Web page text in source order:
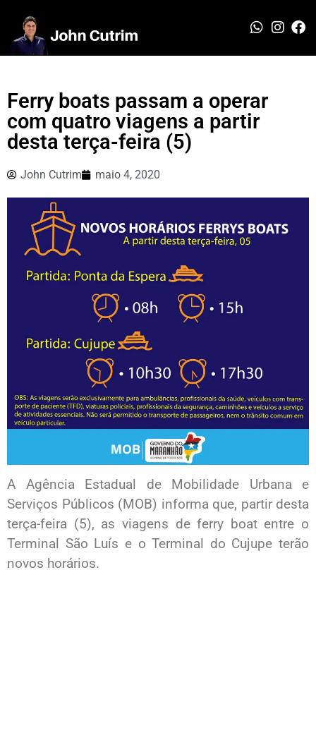
Ferry boats passam a operar
com quatro viagens a partir
desta terça-feira (5)
John Cutrim maio 4, 2020
A Agência Estadual de Mobilidade Urbana e
Serviços Públicos (MOB) informa que, partir desta
terça-feira (5), as viagens de ferry boat entre o
Terminal São Luís e o Terminal do Cujupe terão
novos horários.